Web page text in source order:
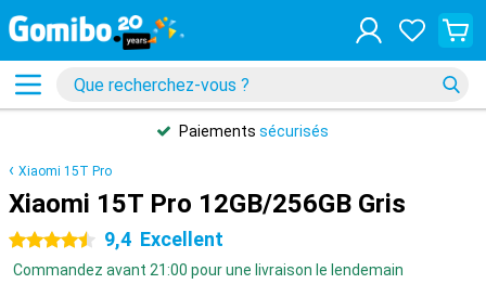
Paiements sécurisés
Xiaomi 15T Pro
Xiaomi 15T Pro 12GB/256GB Gris
4.5 étoiles 9,4 Excellent
Commandez avant 21:00 pour une livraison le lendemain